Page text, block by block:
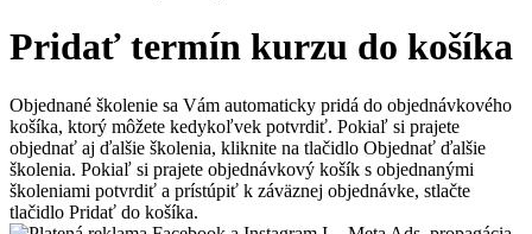
Pridať termín kurzu do košíka
Objednané školenie sa Vám automaticky pridá do objednávkového
košíka, ktorý môžete kedykoľvek potvrdiť. Pokiaľ si prajete
objednať aj ďalšie školenia, kliknite na tlačidlo Objednať ďalšie
školenia. Pokiaľ si prajete objednávkový košík s objednanými
školeniami potvrdiť a prístúpiť k záväznej objednávke, stlačte
tlačidlo Pridať do košíka.